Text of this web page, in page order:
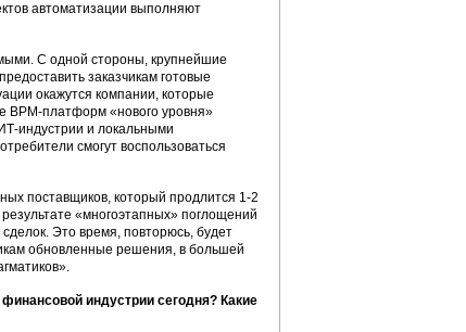
автоматизации выполняют
С одной стороны, крупнейшие
заказчикам готовые
окажутся компании, которые
ВРМ-платформ «нового уровня»
индустрии и локальными
смогут воспользоваться
поставщиков, который продлится 1-2
«многоэтапных» поглощений
Это время, повторюсь, будет
обновленные решения, в большей
индустрии сегодня? Какие